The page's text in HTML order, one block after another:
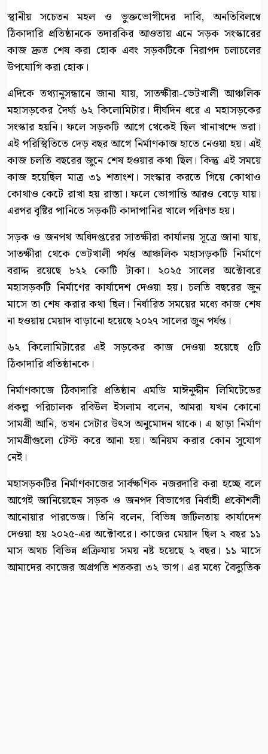
​স্থানীয় সচেতন মহল ও ভুক্তভোগীদের দাবি, অনতিবিলম্বে
ঠিকাদারি প্রতিষ্ঠানকে তদারকির আওতায় এনে সড়ক সংস্কারের
কাজ দ্রুত শেষ করা হোক এবং সড়কটিকে নিরাপদ চলাচলের
উপযোগি করা হোক।
এদিকে তথ্যানুসন্ধানে জানা যায়, সাতক্ষীরা-ভেটখালী আঞ্চলিক
মহাসড়কের দৈর্ঘ্য ৬২ কিলোমিটার। দীর্ঘদিন ধরে এ মহাসড়কের
সংস্কার হয়নি। ফলে সড়কটি আগে থেকেই ছিল খানাখন্দে ভরা।
এই পরিস্থিতিতে দেড় বছর আগে নির্মাণকাজ হাতে নেওয়া হয়। এই
কাজ চলতি বছরের জুনে শেষ হওয়ার কথা ছিল। কিন্তু এই সময়ে
কাজ হয়েছিল মাত্র ৩১ শতাংশ। সংস্কার করতে গিয়ে কোথাও
কোথাও কেটে রাখা হয় রাস্তা। ফলে ভোগান্তি আরও বেড়ে যায়।
এরপর বৃষ্টির পানিতে সড়কটি কাদাপানির খালে পরিণত হয়।
সড়ক ও জনপথ অধিদপ্তরের সাতক্ষীরা কার্যালয় সূত্রে জানা যায়,
সাতক্ষীরা থেকে ভেটখালী পর্যন্ত আঞ্চলিক মহাসড়কটি নির্মাণে
বরাদ্দ রয়েছে ৮২২ কোটি টাকা। ২০২৫ সালের অক্টোবরে
মহাসড়কটি নির্মাণের কার্যাদেশ দেওয়া হয়। চলতি বছরের জুন
মাসে তা শেষ করার কথা ছিল। নির্ধারিত সময়ের মধ্যে কাজ শেষ
না হওয়ায় মেয়াদ বাড়ানো হয়েছে ২০২৭ সালের জুন পর্যন্ত।
৬২ কিলোমিটারের এই সড়কের কাজ দেওয়া হয়েছে ৫টি
ঠিকাদারি প্রতিষ্ঠানকে।
নির্মাণকাজে ঠিকাদারি প্রতিষ্ঠান এমডি মাঈনুদ্দীন লিমিটেডের
প্রকল্প পরিচালক রবিউল ইসলাম বলেন, আমরা যখন কোনো
সামগ্রী আনি, তখন সেটার উৎস অনুমোদন থাকে। এ ছাড়া নির্মাণ
সামগ্রীগুলো টেস্ট করে আনা হয়। অনিয়ম করার কোন সুযোগ
নেই।
মহাসড়কটির নির্মাণকাজের সার্বক্ষণিক নজরদারি করা হচ্ছে বলে
আগেই জানিয়েছেন সড়ক ও জনপদ বিভাগের নির্বাহী প্রকৌশলী
আনোয়ার পারভেজ। তিনি বলেন, বিভিন্ন জটিলতায় কার্যাদেশ
দেওয়া হয় ২০২৫-এর অক্টোবরে। কাজের মেয়াদ ছিল ২ বছর ১১
মাস অথচ বিভিন্ন প্রক্রিযায় সময় নষ্ট হয়েছে ২ বছর। ১১ মাসে
আমাদের কাজের অগ্রগতি শতকরা ৩২ ভাগ। এর মধ্যে বৈদ্যুতিক